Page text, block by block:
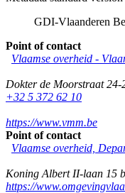
GDI-Vlaanderen
Point of contact
Vlaamse overheid -
Dokter de Moorstraat 24-
+32 5 372 62 10
https://www.vmm.be
Point of contact
Vlaamse overheid,
Koning Albert II-laan 15
https://